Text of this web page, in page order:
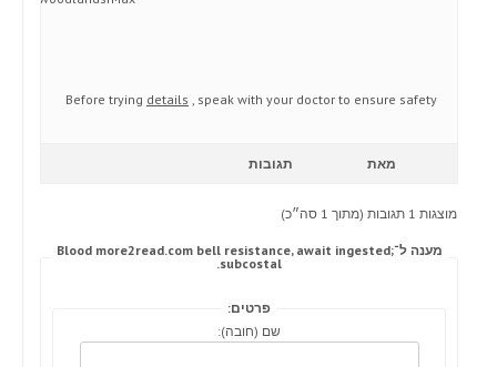
Before trying details , speak with your doctor to ensure safety
מאת תגובות
מוצגות 1 תגובות (מתוך 1 סה״כ)
מענה ל־Blood more2read.com bell resistance, await ingested;
subcostal.
פרטים:
שם (חובה):